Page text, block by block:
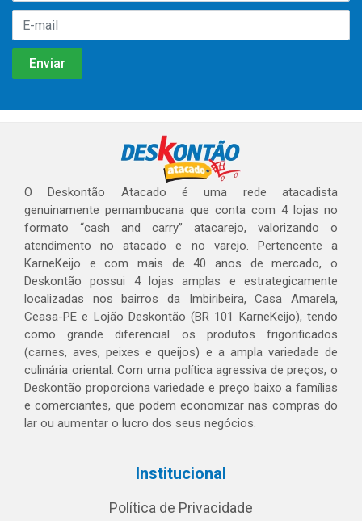
O Deskontão Atacado é uma rede atacadista
genuinamente pernambucana que conta com 4 lojas no
formato “cash and carry” atacarejo, valorizando o
atendimento no atacado e no varejo. Pertencente a
KarneKeijo e com mais de 40 anos de mercado, o
Deskontão possui 4 lojas amplas e estrategicamente
localizadas nos bairros da Imbiribeira, Casa Amarela,
Ceasa-PE e Lojão Deskontão (BR 101 KarneKeijo), tendo
como grande diferencial os produtos frigorificados
(carnes, aves, peixes e queijos) e a ampla variedade de
culinária oriental. Com uma política agressiva de preços, o
Deskontão proporciona variedade e preço baixo a famílias
e comerciantes, que podem economizar nas compras do
lar ou aumentar o lucro dos seus negócios.
Institucional
Política de Privacidade